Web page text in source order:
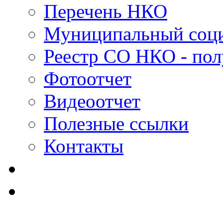
Перечень НКО
Муниципальный
Реестр СО НКО -
Фотоотчет
Видеоотчет
Полезные ссылки
Контакты